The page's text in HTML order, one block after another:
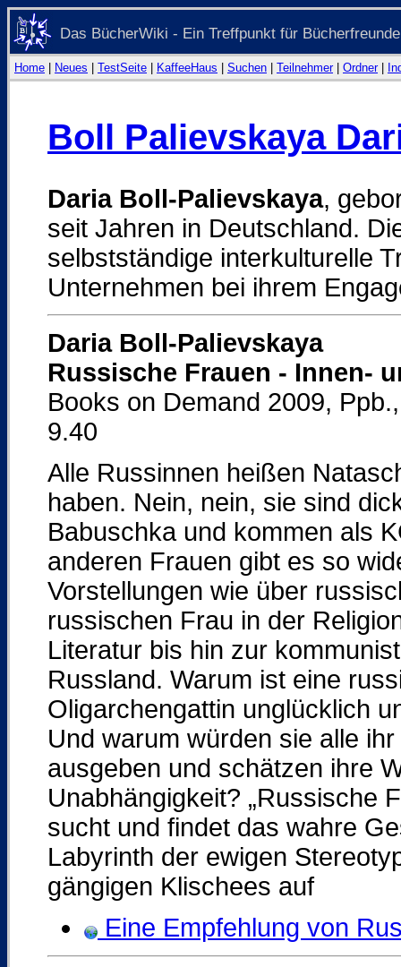
Das BücherWiki - Ein Treffpunkt für Bücherfreunde
Home Neues TestSeite KaffeeHaus Suchen Teilnehmer| Ordner|
Boll Palievskaya
Daria Boll-Palievskaya,
seit Jahren in Deutschland.
selbstständige interkulturelle
Unternehmen bei ihrem
Daria Boll-Palievskaya
Russische Frauen - Innen-
Books on Demand 2009,
9.40
Alle Russinnen heißen
haben. Nein, nein, sie sind
Babuschka und kommen als
anderen Frauen gibt es so
Vorstellungen wie über
russischen Frau in der
Literatur bis hin zur
Russland. Warum ist eine
Oligarchengattin unglücklich
Und warum würden sie alle
ausgeben und schätzen ihre
Unabhängigkeit? „Russische
sucht und findet das wahre
Labyrinth der ewigen
gängigen Klischees auf
Eine Empfehlung von